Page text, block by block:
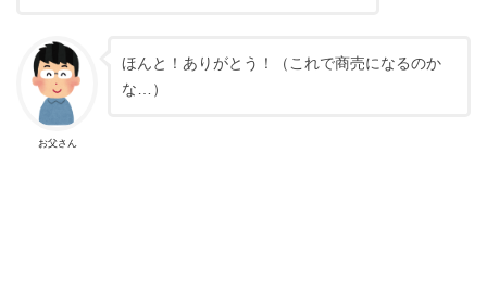
お父さん
ほんと！ありがとう！（これで商売になるのか
な…）